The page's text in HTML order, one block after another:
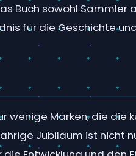
Buch sowohl Sammler
für die Geschichte
wenige Marken, die die
Jubiläum ist nicht